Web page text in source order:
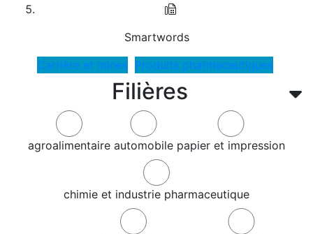
Filières
agroalimentaire automobile papier et impression
chimie et industrie pharmaceutique
Smartwords
Carrière et mines Produits pharmaceutiques